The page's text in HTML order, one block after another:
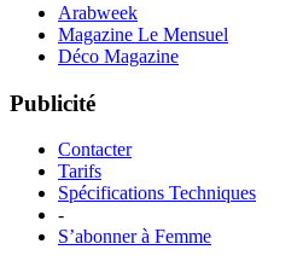
Arabweek
Magazine Le Mensuel
Déco Magazine
Publicité
Contacter
Tarifs
Spécifications Techniques
-
S’abonner à Femme